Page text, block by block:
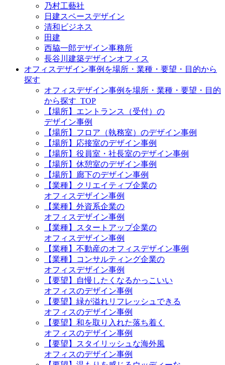
乃村工藝社
日建スペースデザイン
清和ビジネス
田建
西脇一郎デザイン事務所
長谷川建築デザインオフィス
オフィスデザイン事例を場所・業種・要望・目的から
探す
オフィスデザイン事例を場所・業種・要望・目的
から探す_TOP
【場所】エントランス（受付）の
デザイン事例
【場所】フロア（執務室）のデザイン事例
【場所】応接室のデザイン事例
【場所】役員室・社長室のデザイン事例
【場所】休憩室のデザイン事例
【場所】廊下のデザイン事例
【業種】クリエイティブ企業の
オフィスデザイン事例
【業種】外資系企業の
オフィスデザイン事例
【業種】スタートアップ企業の
オフィスデザイン事例
【業種】不動産のオフィスデザイン事例
【業種】コンサルティング企業の
オフィスデザイン事例
【要望】自慢したくなるかっこいい
オフィスのデザイン事例
【要望】緑が溢れリフレッシュできる
オフィスのデザイン事例
【要望】和を取り入れた落ち着く
オフィスのデザイン事例
【要望】スタイリッシュな海外風
オフィスのデザイン事例